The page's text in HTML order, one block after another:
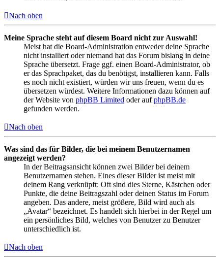
Nach oben
Meine Sprache steht auf diesem Board nicht zur Auswahl!
Meist hat die Board-Administration entweder deine Sprache
nicht installiert oder niemand hat das Forum bislang in deine
Sprache übersetzt. Frage ggf. einen Board-Administrator, ob
er das Sprachpaket, das du benötigst, installieren kann. Falls
es noch nicht existiert, würden wir uns freuen, wenn du es
übersetzen würdest. Weitere Informationen dazu können auf
der Website von phpBB Limited oder aufphpBB.de
gefunden werden.
Nach oben
Was sind das für Bilder, die bei meinem Benutzernamen
angezeigt werden?
In der Beitragsansicht können zwei Bilder bei deinem
Benutzernamen stehen. Eines dieser Bilder ist meist mit
deinem Rang verknüpft: Oft sind dies Sterne, Kästchen oder
Punkte, die deine Beitragszahl oder deinen Status im Forum
angeben. Das andere, meist größere, Bild wird auch als
„Avatar“ bezeichnet. Es handelt sich hierbei in der Regel um
ein persönliches Bild, welches von Benutzer zu Benutzer
unterschiedlich ist.
Nach oben